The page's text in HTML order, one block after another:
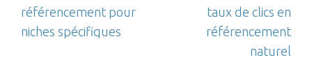
référencement pour
niches spécifiques
taux de clics en
référencement
naturel